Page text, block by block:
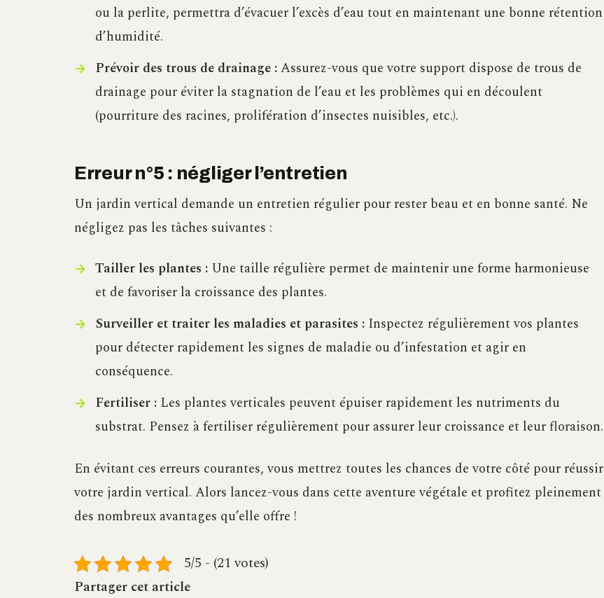
ou la perlite, permettra d’évacuer l’excès d’eau tout en maintenant une bonne rétention
d’humidité.
Prévoir des trous de drainage :Assurez-vous que votre support dispose de trous de
drainage pour éviter la stagnation de l’eau et les problèmes qui en découlent
(pourriture des racines, prolifération d’insectes nuisibles, etc.).
Erreur n°5 : négliger l’entretien
Un jardin vertical demande un entretien régulier pour rester beau et en bonne santé. Ne
négligez pas les tâches suivantes :
Tailler les plantes :Une taille régulière permet de maintenir une forme harmonieuse
et de favoriser la croissance des plantes.
Surveiller et traiter les maladies et parasites :Inspectez régulièrement vos plantes
pour détecter rapidement les signes de maladie ou d’infestation et agir en
conséquence.
Fertiliser :Les plantes verticales peuvent épuiser rapidement les nutriments du
substrat. Pensez à fertiliser régulièrement pour assurer leur croissance et leur floraison.
En évitant ces erreurs courantes, vous mettrez toutes les chances de votre côté pour réussir
votre jardin vertical. Alors lancez-vous dans cette aventure végétale et profitez pleinement
des nombreux avantages qu’elle offre !
5/5 - (21 votes)
Partager cet article